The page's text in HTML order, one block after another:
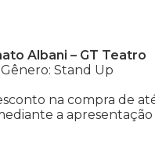
Albani – GT Teatro
Stand Up
na compra de
a